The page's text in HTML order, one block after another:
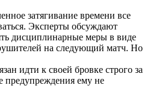
затягивание времени все
Эксперты обсуждают
дисциплинарные меры в виде
на следующий матч. Но
идти к своей бровке строго за
предупреждения ему не